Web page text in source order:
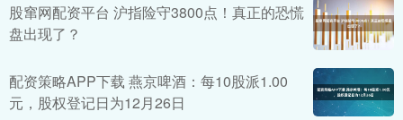
股窜网配资平台 沪指险守3800点！真正的恐慌
盘出现了？
配资策略APP下载 燕京啤酒：每10股派1.00
元，股权登记日为12月26日